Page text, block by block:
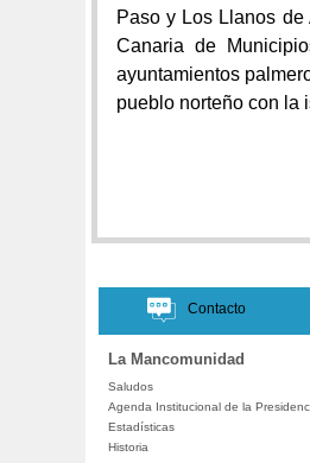
Paso y Los Llanos
Canaria de
ayuntamientos
pueblo norteño con la
Contacto
La Mancomunidad
Saludos
Agenda Institucional de la
Estadísticas
Historia